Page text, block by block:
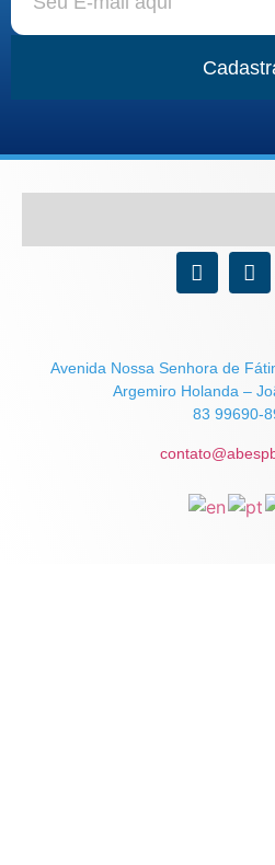
Avenida Nossa Senhora de
Argemiro Holanda –
83 99690-